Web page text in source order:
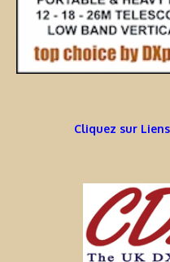
Cliquez sur